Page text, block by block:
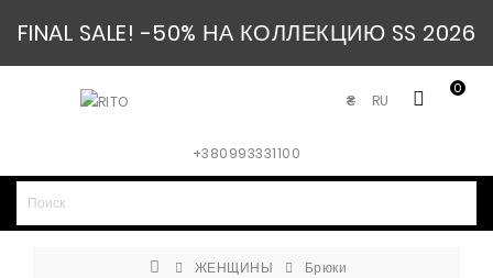
FINAL SALE! -50% НА КОЛЛЕКЦИЮ SS 2026
0
RU
₴
+380993331100
ЖЕНЩИНЫ
Брюки